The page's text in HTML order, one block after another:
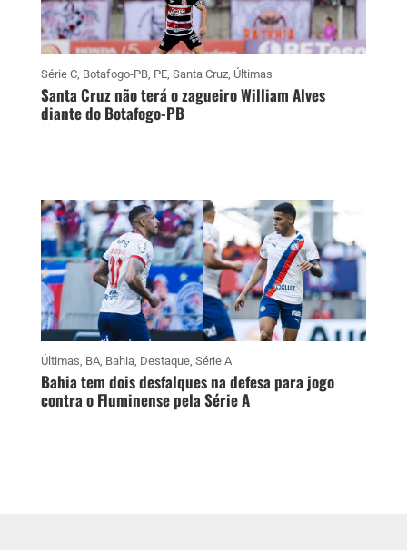
Série C, Botafogo-PB, PE, Santa Cruz, Últimas
Santa Cruz não terá o zagueiro William Alves
diante do Botafogo-PB
Últimas, BA, Bahia, Destaque, Série A
Bahia tem dois desfalques na defesa para jogo
contra o Fluminense pela Série A